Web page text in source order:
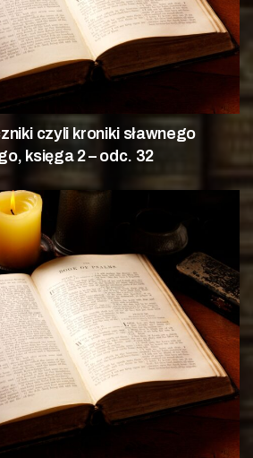
czyli kroniki sławnego
księga 2 – odc. 32